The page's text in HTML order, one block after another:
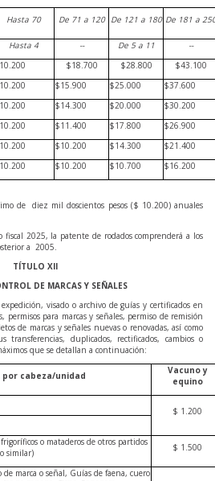
Hasta 70 De 71 a 120 De 121 a 180 De 181 a
Hasta 4 -- De 5 a 11
--
$18.700 $28.800
$43.100
$15.900 $25.000
$37.600
$14.300 $20.000
$30.200
$11.400 $17.800
$26.900
$10.200 $14.300
$21.400
$10.200 $10.700 $16.200
de diez mil doscientos pesos ($ 10.200) anuales
fiscal 2025, la patente de rodados comprenderá a los
a 2005.
TÍTULO XII
DE MARCAS Y SEÑALES
expedición, visado o archivo de guías y certificados en
permisos para marcas y señales, permiso de remisión
de marcas y señales nuevas o renovadas, así como
duplicados, rectificados, cambios o
que se detallan a continuación:
por cabeza/unidad
Vacuno y
equino
$ 1.200
o mataderos de otros partidos
similar)
$ 1.500
marca o señal, Guías de faena, cuero